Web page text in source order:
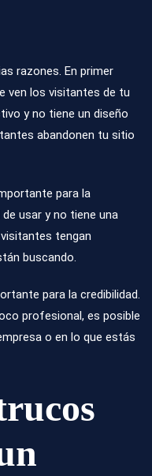
razones. En primer
ven los visitantes de tu
y no tiene un diseño
abandonen tu sitio
para la
usar y no tiene una
tengan
buscando.
para la credibilidad.
profesional, es posible
o en lo que estás